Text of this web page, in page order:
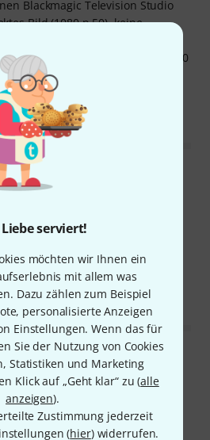
serviert!
möchten wir Ihnen ein
mit allem was
Dazu zählen zum Beispiel
personalisierte Anzeigen
Einstellungen. Wenn das für
Sie der Nutzung von Cookies
Statistiken und Marketing
Klick auf „Geht klar“ zu (alle
anzeigen).
Zustimmung jederzeit
(hier) widerrufen.
Blackmagic Television Studio
Bild (1080 p 50), keine
sind sehr hochwertig. Kabel
nutze auch das selbe Kabel in 10
MELDEN
SDI
04.05.2021
QUALITÄT !!!
MELDEN
geeignet
23.09.2019